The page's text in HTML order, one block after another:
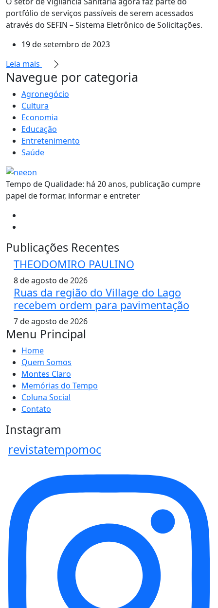
portfólio de serviços passíveis de serem acessados
através do SEFIN – Sistema Eletrônico de Solicitações.
19 de setembro de 2023
Leia mais
MAIS VISTOS
Navegue por categoria
Agronegócio
Cultura
Economia
Educação
Entretenimento
Saúde
Tempo de Qualidade: há 20 anos, publicação cumpre
papel de formar, informar e entreter
Publicações Recentes
THEODOMIRO PAULINO
8 de agosto de 2026
Ruas da região do Village do Lago
recebem ordem para pavimentação
7 de agosto de 2026
Menu Principal
Home
Quem Somos
Montes Claro
Memórias do Tempo
Coluna Social
Contato
Instagram
revistatempomoc